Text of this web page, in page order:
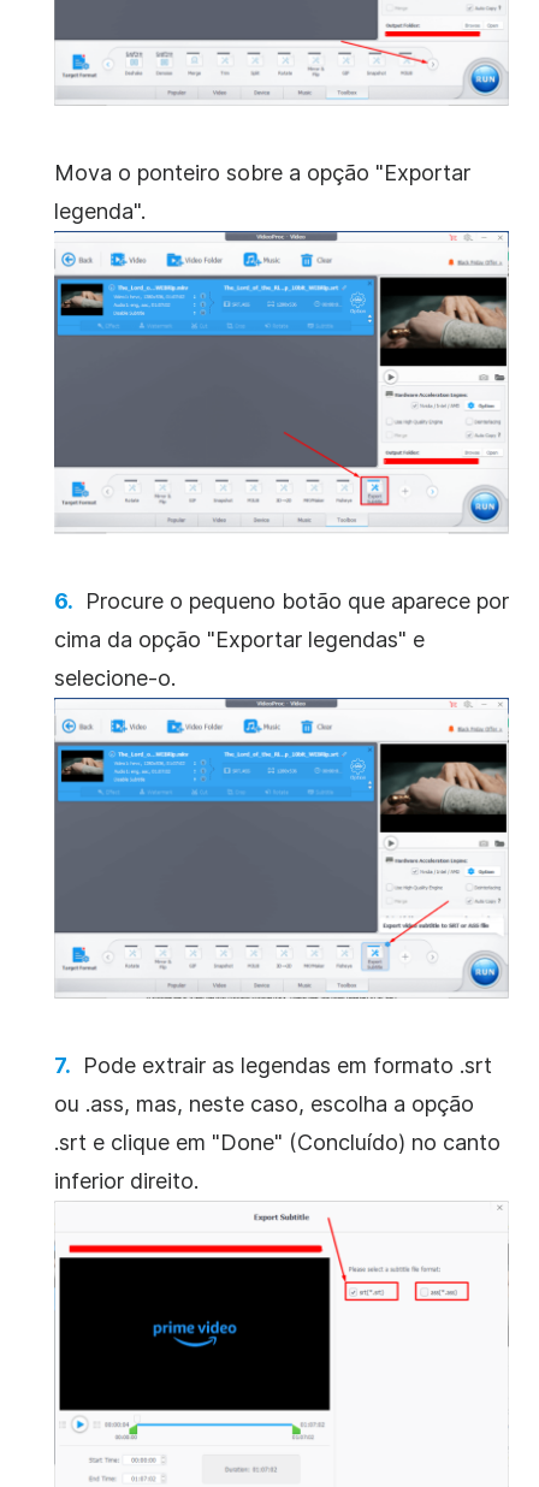
Mova o ponteiro sobre a opção "Exportar
legenda".
Procure o pequeno botão que aparece por
cima da opção "Exportar legendas" e
selecione-o.
Pode extrair as legendas em formato .srt
ou .ass, mas, neste caso, escolha a opção
.srt e clique em "Done" (Concluído) no canto
inferior direito.